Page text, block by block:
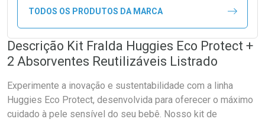
TODOS OS PRODUTOS DA MARCA
Descrição Kit Fralda Huggies Eco Protect +
2 Absorventes Reutilizáveis Listrado
Experimente a inovação e sustentabilidade com a linha
Huggies Eco Protect, desenvolvida para oferecer o máximo
cuidado à pele sensível do seu bebê. Nosso kit de